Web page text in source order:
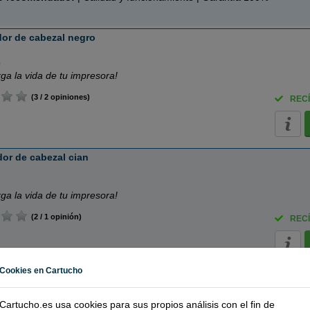
de cabezal negro
la vida de tu impresora!
(3 / 2 opiniones)
de cabezal cian
la vida de tu impresora!
(2 / 1 opinión)
de cabezal magenta
Cookies en Cartucho
Cartucho.es usa cookies para sus propios análisis con el fin de